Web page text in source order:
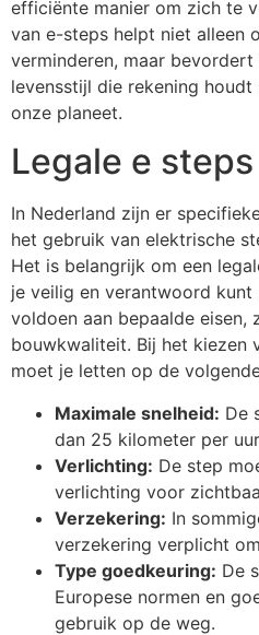
efficiënte manier om zich te
van e-steps helpt niet alleen
verminderen, maar
levensstijl die rekening
onze planeet.
Legale e
In Nederland zijn er
het gebruik van elektrische
Het is belangrijk om een
je veilig en verantwoord kunt
voldoen aan bepaalde eisen,
bouwkwaliteit. Bij het kiezen
moet je letten op de
Maximale snelheid: De
dan 25 kilometer per
Verlichting: De step
verlichting voor
Verzekering: In
verzekering verplicht
Type goedkeuring: De
Europese normen en
gebruik op de weg.